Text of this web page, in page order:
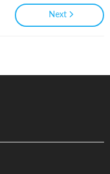
Next